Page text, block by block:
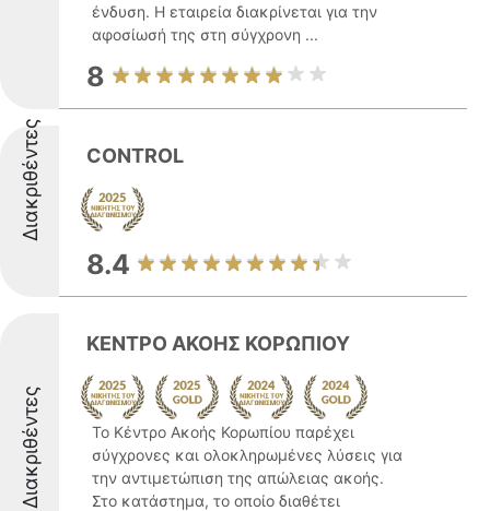
ένδυση. Η εταιρεία διακρίνεται για την
αφοσίωσή της στη σύγχρονη ...
8
Διακριθέντες CONTROL
8.4
Διακριθέντες
ΚΕΝΤΡΟ ΑΚΟΗΣ ΚΟΡΩΠΙΟΥ
Το Κέντρο Ακοής Κορωπίου παρέχει
σύγχρονες και ολοκληρωμένες λύσεις για
την αντιμετώπιση της απώλειας ακοής.
Στο κατάστημα, το οποίο διαθέτει